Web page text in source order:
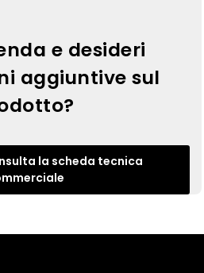
e desideri
aggiuntive sul
la scheda tecnica